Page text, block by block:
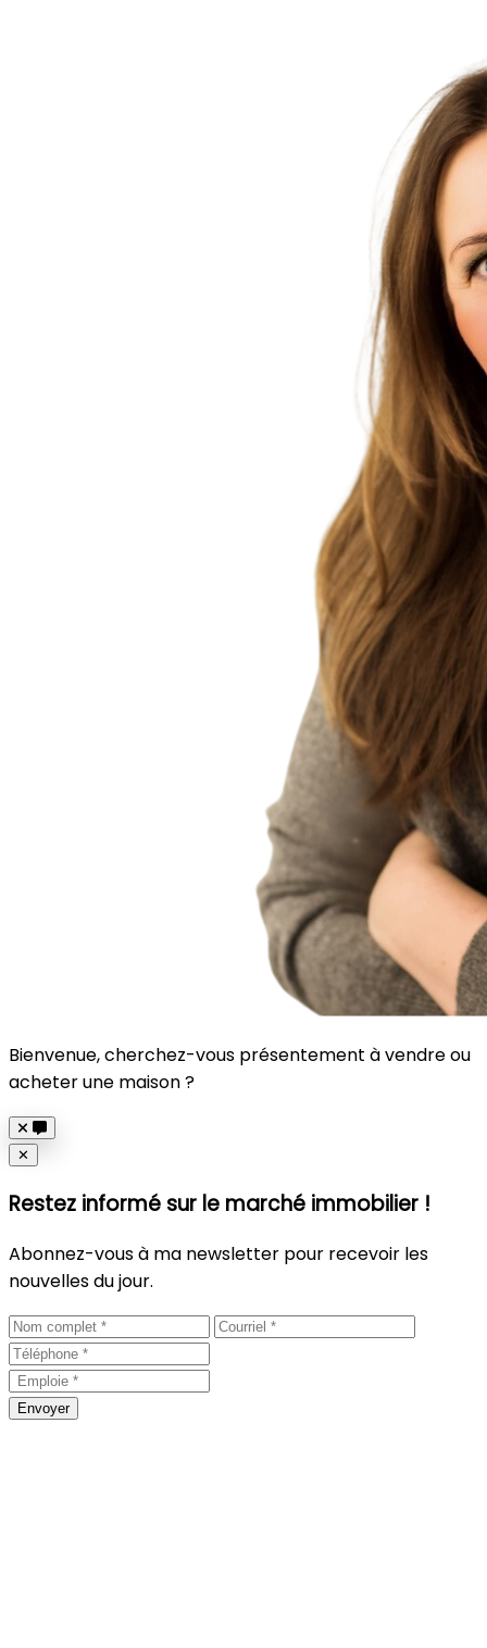
Bienvenue, cherchez-vous présentement à vendre ou
acheter une maison ?
Close
✕
Restez informé sur le marché immobilier !
Abonnez-vous à ma newsletter pour recevoir les
nouvelles du jour.
Envoyer